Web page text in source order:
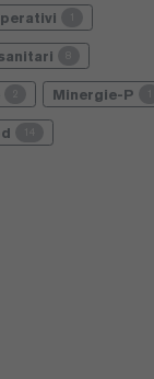
Minergie-P